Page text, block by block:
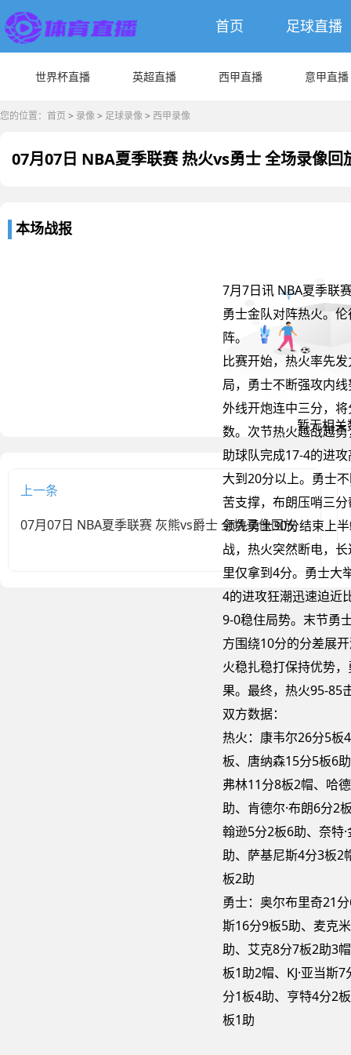
首页 足球直播
世界杯直播 英超直播 西甲直播 意甲直播
您的位置： 首页 > 录像> 足球录像> 西甲录像
07月07日 NBA夏季联赛 热火vs勇士 全场录像回
本场战报
7月7日讯 NBA夏季联
勇士金队对阵热火。
阵。
比赛开始，热火率先
局，勇士不断强攻内
外线开炮连中三分，
数。次节热火越战越
助球队完成17-4的进
大到20分以上。勇士
苦支撑，布朗压哨三
领先勇士30分结束上
战，热火突然断电，
里仅拿到4分。勇士大
4的进攻狂潮迅速迫近
9-0稳住局势。末节勇
方围绕10分的分差展
火稳扎稳打保持优势
果。最终，热火95-85
双方数据：
热火：康韦尔26分5板
板、唐纳森15分5板6
弗林11分8板2帽、哈
助、肯德尔·布朗6分2
翰逊5分2板6助、奈特
助、萨基尼斯4分3板2
板2助
勇士：奥尔布里奇21
斯16分9板5助、麦克
助、艾克8分7板2助3
板1助2帽、KJ·亚当斯
分1板4助、亨特4分2
板1助
上一条
07月07日 NBA夏季联赛 灰熊vs爵士 全场录像回放